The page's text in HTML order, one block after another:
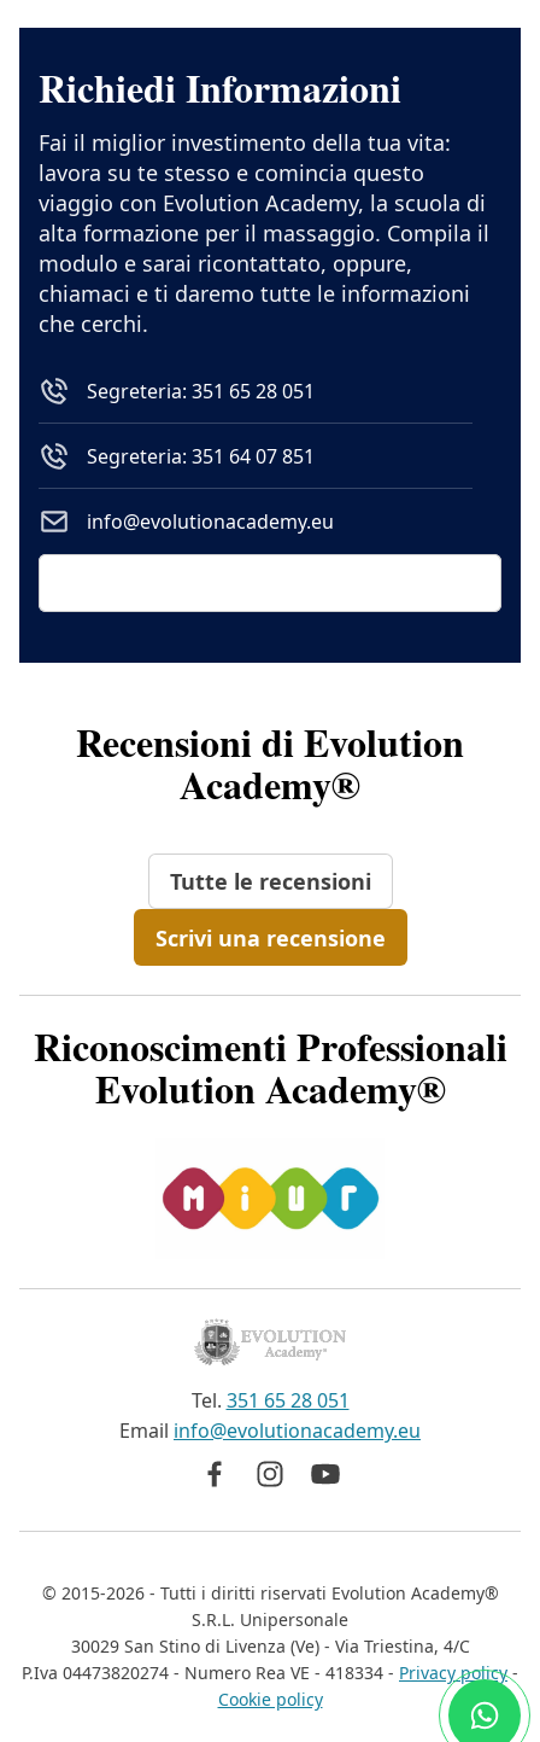
Richiedi Informazioni
Fai il miglior investimento della tua vita:
lavora su te stesso e comincia questo
viaggio con Evolution Academy, la scuola di
alta formazione per il massaggio. Compila il
modulo e sarai ricontattato, oppure,
chiamaci e ti daremo tutte le informazioni
che cerchi.
Segreteria: 351 65 28 051
Segreteria: 351 64 07 851
info@evolutionacademy.eu
Recensioni di Evolution
Academy®
Tutte le recensioni
Scrivi una recensione
Riconoscimenti Professionali
Evolution Academy®
Tel. 351 65 28 051
Email info@evolutionacademy.eu
© 2015-2026- Tutti i diritti riservati Evolution Academy®
S.R.L. Unipersonale
30029 San Stino di Livenza (Ve) - Via Triestina, 4/C
P.Iva 04473820274 - Numero Rea VE - 418334 - Privacy policy-
Cookie policy